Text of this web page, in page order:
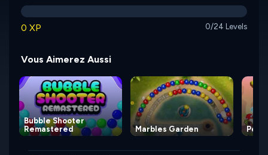
0 XP 0/24 Levels
Vous Aimerez Aussi
Bubble Shooter
Remastered
Marbles Garden